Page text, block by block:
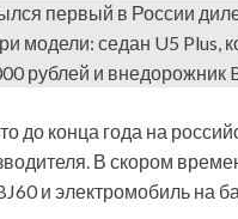
первый в России
модели: седан U5 Plus,
рублей и внедорожник
до конца года на
В скором
и электромобиль на